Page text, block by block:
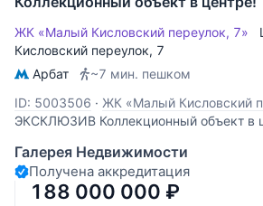
ЖК «Малый Кисловский переулок, 7»
Кисловский переулок, 7
Арбат
~7 мин. пешком
ID: 5003506 · ЖК «Малый Кисловский
ЭКСКЛЮЗИВ Коллекционный объект в
211,6 м² на 3-м этаже в Доходном
Серебряковых, 1885 года постройки, с
перекрытиями. Потрясающей красоты
Галерея Недвижимости
Получена аккредитация
188 000 000 ₽